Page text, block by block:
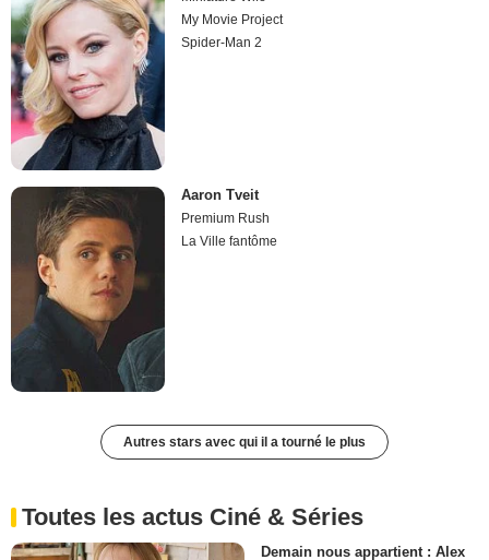
My Movie Project
Spider-Man 2
Aaron Tveit
Premium Rush
La Ville fantôme
Autres stars avec qui il a tourné le plus
Toutes les actus Ciné & Séries
Demain nous appartient : Alex